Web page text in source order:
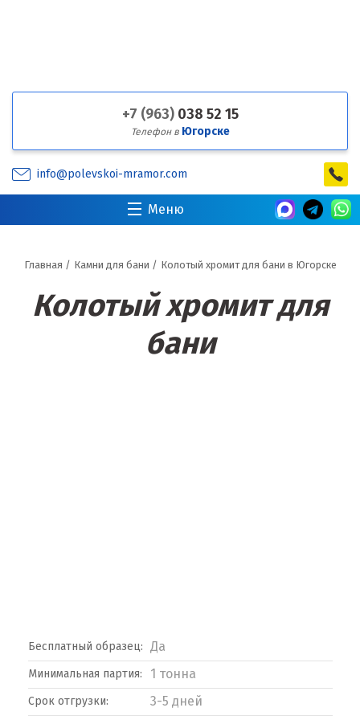
+7 (963) 038 52 15
Телефон в Югорске
info@polevskoi-mramor.com
Меню
Главная / Камни для бани / Колотый хромит для бани в Югорске
Колотый хромит для
бани
Бесплатный образец: Да
Минимальная партия: 1 тонна
Срок отгрузки: 3-5 дней